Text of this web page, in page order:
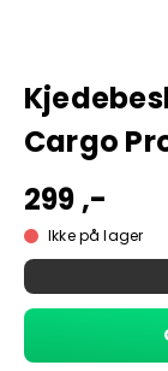
Cargo
299 ,-
Ikke på lager